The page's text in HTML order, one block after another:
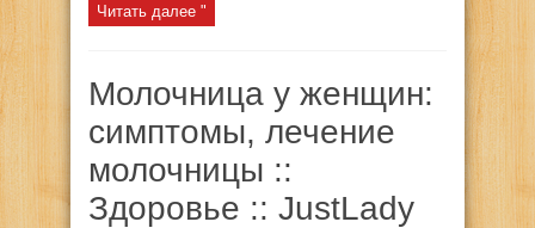
Читать далее "
Молочница у женщин:
симптомы, лечение
молочницы ::
Здоровье :: JustLady